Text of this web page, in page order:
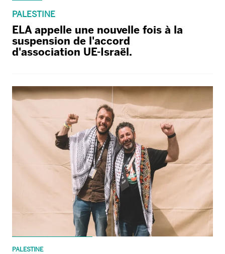
PALESTINE
ELA appelle une nouvelle fois à la
suspension de l'accord
d'association UE-Israël.
PALESTINE